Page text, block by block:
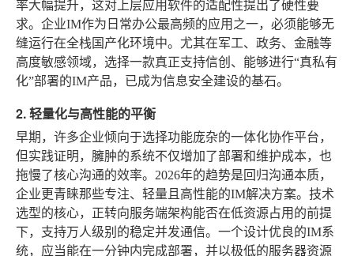
率大幅提升，这对上层应用软件的适配性提出了硬性要
求。企业IM作为日常办公最高频的应用之一，必须能够无
缝运行在全栈国产化环境中。尤其在军工、政务、金融等
高度敏感领域，选择一款真正支持信创、能够进行“真私有
化”部署的IM产品，已成为信息安全建设的基石。
2. 轻量化与高性能的平衡
早期，许多企业倾向于选择功能庞杂的一体化协作平台，
但实践证明，臃肿的系统不仅增加了部署和维护成本，也
拖慢了核心沟通的效率。2026年的趋势是回归沟通本质，
企业更青睐那些专注、轻量且高性能的IM解决方案。技术
选型的核心，正转向服务端架构能否在低资源占用的前提
下，支持万人级别的稳定并发通信。一个设计优良的IM系
统，应当能在一分钟内完成部署，并以极低的服务器资源